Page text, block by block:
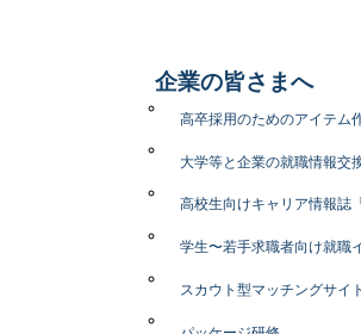
企業の皆さまへ
高卒採用のためのアイテム
大学等と企業の就職情報交
高校生向けキャリア情報誌
学生〜若手求職者向け就職
スカウト型マッチングサイ